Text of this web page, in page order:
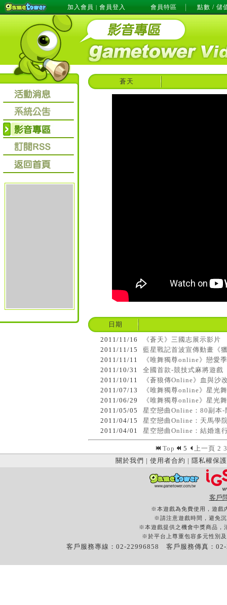
加入會員 | 會員登入 會員特區 點數 / 儲
蒼天
日期
2011/11/16
《蒼天》三國志展示影片
2011/11/15
藍星戰記首波宣傳動畫《
2011/11/11
《唯舞獨尊online》戀愛
2011/10/31
全國首款-競技式麻將遊戲
2011/10/11
《蒼狼傳Online》血與沙
2011/07/13
《唯舞獨尊online》星光
2011/06/29
《唯舞獨尊online》星光
2011/05/05
星空戀曲Online：80副本-
2011/04/15
星空戀曲Online：天馬學
2011/04/01
星空戀曲Online：結婚進
Top 5 上一頁 2 3
關於我們 | 使用者合約 | 隱私權保護
客戶
※本遊戲為免費使用，遊戲
※請注意遊戲時間，避免
※本遊戲提供之機會中獎商品，
※於平台上尊重包容多元性別
客戶服務專線：02-22996858 客戶服務傳真：